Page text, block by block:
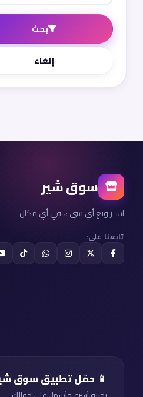
بحث
إلغاء
سوق شير
اشترِ وبع أي شيء، في أي مكان
تابعنا على:
📱 حمّل تطبيق سوق